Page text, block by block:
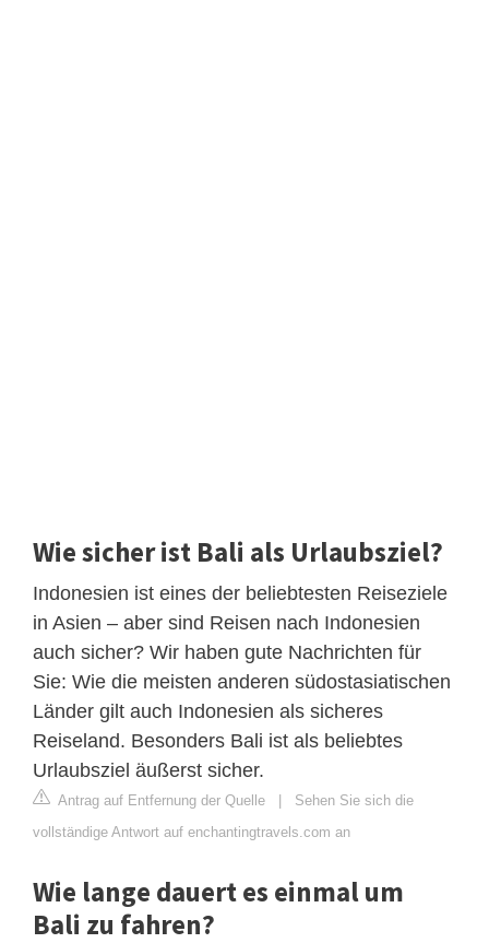
Wie sicher ist Bali als Urlaubsziel?
Indonesien ist eines der beliebtesten Reiseziele
in Asien – aber sind Reisen nach Indonesien
auch sicher? Wir haben gute Nachrichten für
Sie: Wie die meisten anderen südostasiatischen
Länder gilt auch Indonesien als sicheres
Reiseland. Besonders Bali ist als beliebtes
Urlaubsziel äußerst sicher.
Antrag auf Entfernung der Quelle | Sehen Sie sich die
vollständige Antwort auf enchantingtravels.com an
Wie lange dauert es einmal um
Bali zu fahren?